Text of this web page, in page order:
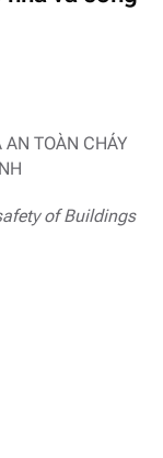
AN TOÀN CHÁY
of Buildings